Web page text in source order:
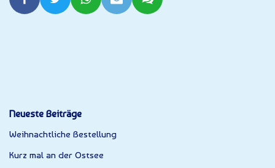
Neueste Beiträge
Weihnachtliche Bestellung
Kurz mal an der Ostsee